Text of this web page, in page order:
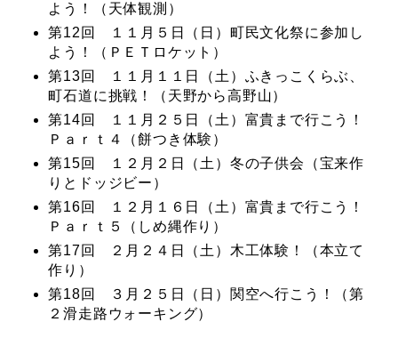
よう！（天体観測）
第12回 １１月５日（日）町民文化祭に参加し
よう！（ＰＥＴロケット）
第13回 １１月１１日（土）ふきっこくらぶ、
町石道に挑戦！（天野から高野山）
第14回 １１月２５日（土）富貴まで行こう！
Ｐａｒｔ４（餅つき体験）
第15回 １２月２日（土）冬の子供会（宝来作
りとドッジビー）
第16回 １２月１６日（土）富貴まで行こう！
Ｐａｒｔ５（しめ縄作り）
第17回 ２月２４日（土）木工体験！（本立て
作り）
第18回 ３月２５日（日）関空へ行こう！（第
２滑走路ウォーキング）